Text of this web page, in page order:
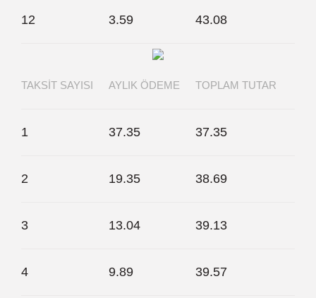
12 3.59 43.08
TAKSIT SAYISI AYLIK ÖDEME TOPLAM TUTAR
1 37.35 37.35
2 19.35 38.69
3 13.04 39.13
4 9.89 39.57